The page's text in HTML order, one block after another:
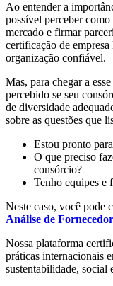
Ao entender a
possível perceber
mercado e firmar
certificação de
organização confiável.
Mas, para chegar a
percebido se seu
de diversidade
sobre as questões que
Estou pronto
O que preciso
consórcio?
Tenho equipes e
Neste caso, você pode
Análise de
Nossa plataforma
práticas internacionais
sustentabilidade, social